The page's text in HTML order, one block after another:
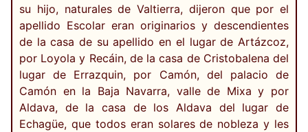
su hijo, naturales de Valtierra, dijeron que por el
apellido Escolar eran originarios y descendientes
de la casa de su apellido en el lugar de Artázcoz,
por Loyola y Recáin, de la casa de Cristobalena del
lugar de Errazquin, por Camón, del palacio de
Camón en la Baja Navarra, valle de Mixa y por
Aldava, de la casa de los Aldava del lugar de
Echagüe, que todos eran solares de nobleza y les